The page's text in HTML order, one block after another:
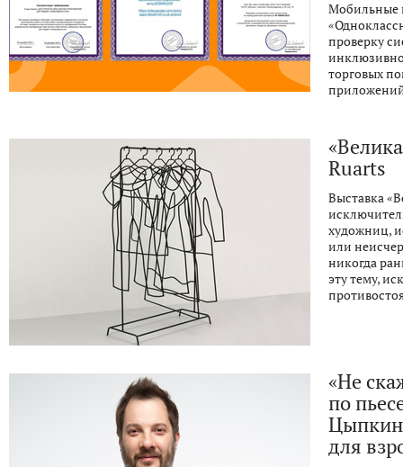
Мобильные
проверку
торговых
Ruarts
Выставка
художниц,
или
никогда
эту тему,
«Не
по
для